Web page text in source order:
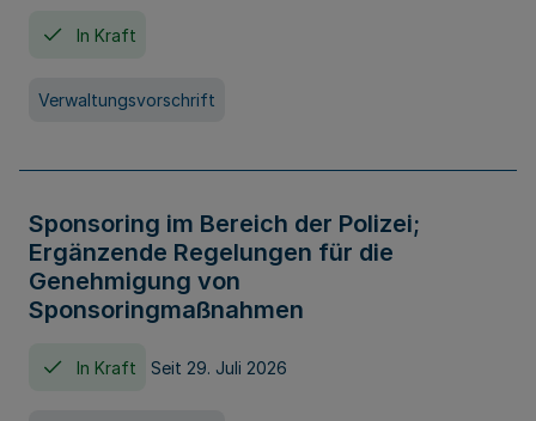
In Kraft
Verwaltungsvorschrift
Sponsoring im Bereich der Polizei;
Ergänzende Regelungen für die
Genehmigung von
Sponsoringmaßnahmen
In Kraft Seit 29. Juli 2026